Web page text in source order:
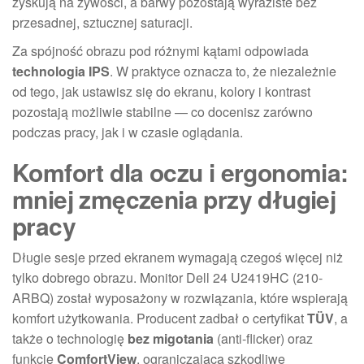
przesadnej, sztucznej saturacji.
Za spójność obrazu pod różnymi kątami odpowiada
technologia IPS. W praktyce oznacza to, że niezależnie
od tego, jak ustawisz się do ekranu, kolory i kontrast
pozostają możliwie stabilne — co docenisz zarówno
podczas pracy, jak i w czasie oglądania.
Komfort dla oczu i ergonomia:
mniej zmęczenia przy długiej
pracy
Długie sesje przed ekranem wymagają czegoś więcej niż
tylko dobrego obrazu. Monitor Dell 24 U2419HC (210-
ARBQ) został wyposażony w rozwiązania, które wspierają
komfort użytkowania. Producent zadbał o certyfikatTÜV, a
także o technologię bez migotania (anti-flicker) oraz
funkcjęComfortView, ograniczającą szkodliwe